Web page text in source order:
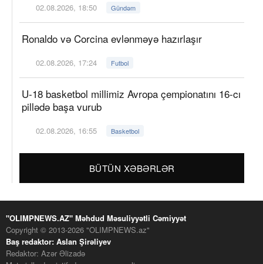
02.08.2026, 18:50 Gündəm
Ronaldo və Corcina evlənməyə hazırlaşır
02.08.2026, 17:24 Futbol
U-18 basketbol millimiz Avropa çempionatını 16-cı
pillədə başa vurub
02.08.2026, 16:55 Basketbol
BÜTÜN XƏBƏRLƏR
"OLIMPNEWS.AZ" Məhdud Məsuliyyətli Cəmiyyət
Copyright © 2013-2026 "OLIMPNEWS.az"
Baş redaktor: Aslan Şirəliyev
Redaktor: Azər Əlizadə